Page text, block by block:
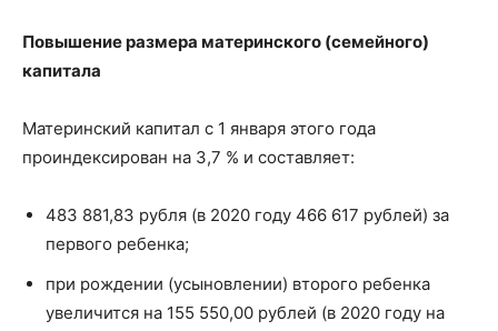
Повышение размера материнского (семейного)
капитала
Материнский капитал с 1 января этого года
проиндексирован на 3,7 % и составляет:
483 881,83 рубля (в 2020 году 466 617 рублей) за
первого ребенка;
при рождении (усыновлении) второго ребенка
увеличится на 155 550,00 рублей (в 2020 году на